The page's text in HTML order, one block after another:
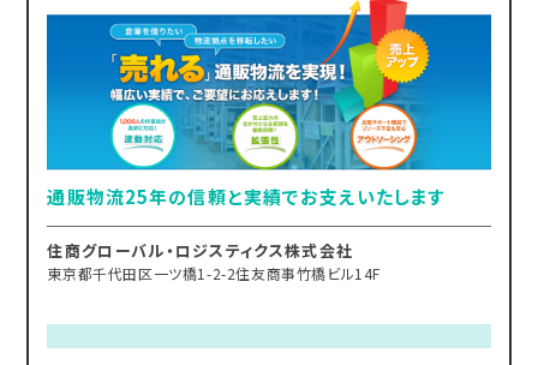
通販物流25年の信頼と実績でお支えいたします
住商グローバル・ロジスティクス株式会社
東京都千代田区一ツ橋1-2-2住友商事竹橋ビル14F